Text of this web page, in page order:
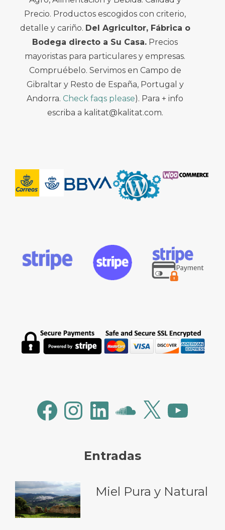
Precio. Productos escogidos con criterio,
detalle y cariño. Del Agricultor, Fábrica o
Bodega directo a Su Casa. Precios
mayoristas para particulares y empresas.
Compruébelo. Servimos en Campo de
Gibraltar y Resto de España, Portugal y
Andorra. Check faqs please). Para + info
escriba a kalitat@kalitat.com.
FacebookInstagramLinkedInSoundCloud
X YouTube
Entradas
Miel Pura y Natural